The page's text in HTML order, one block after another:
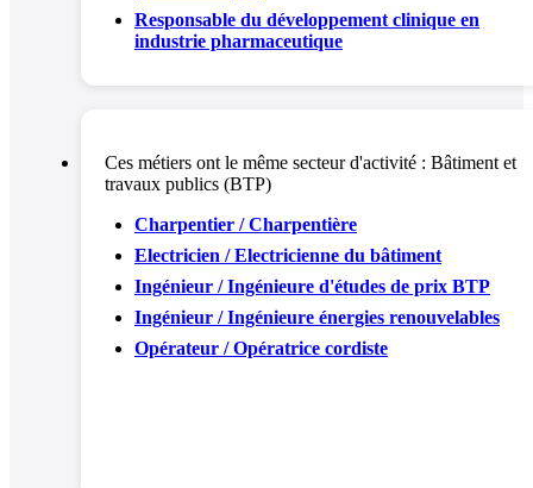
Responsable du développement clinique en
industrie pharmaceutique
Ces métiers ont le même secteur d'activité : Bâtiment et
travaux publics (BTP)
Charpentier / Charpentière
Electricien / Electricienne du bâtiment
Ingénieur / Ingénieure d'études de prix BTP
Ingénieur / Ingénieure énergies renouvelables
Opérateur / Opératrice cordiste